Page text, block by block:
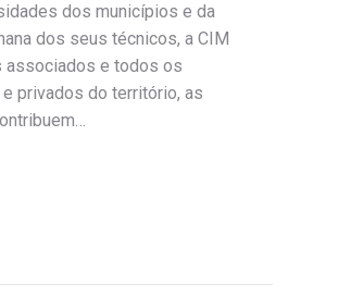
dos municípios e da
dos seus técnicos, a CIM
associados e todos os
privados do território, as